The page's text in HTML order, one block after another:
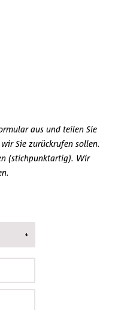
aus und teilen Sie
Sie zurückrufen sollen.
(stichpunktartig). Wir